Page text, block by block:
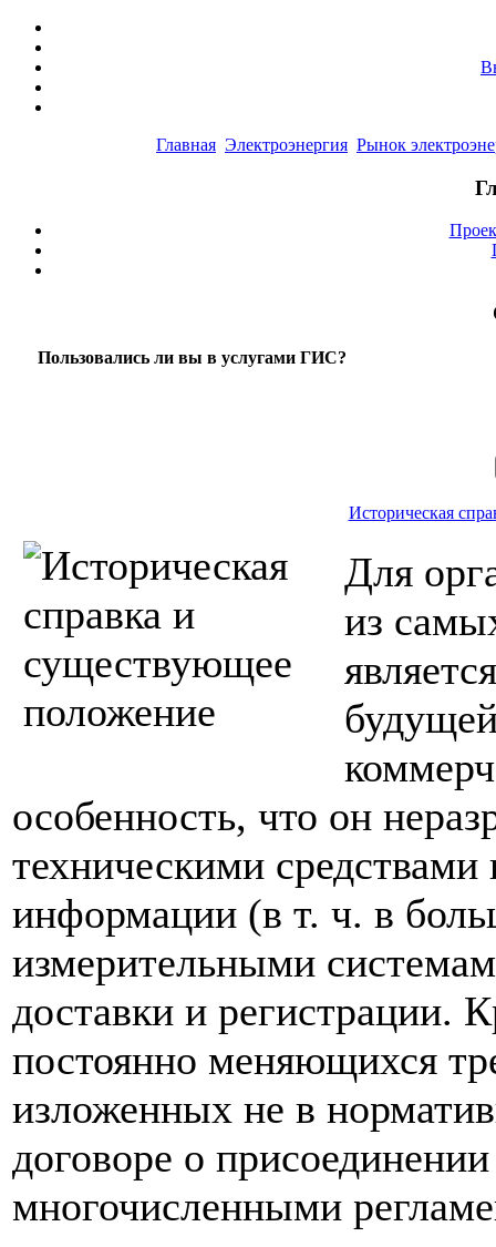
Главная Электроэнергия Рынок
Пользовались ли вы в услугами ГИС?
Историческая
Для
из
особенность, что он
техническими
информации (в т. ч. в
измерительными
доставки и регистрации.
постоянно меняющихся
изложенных не в
договоре о
многочисленными